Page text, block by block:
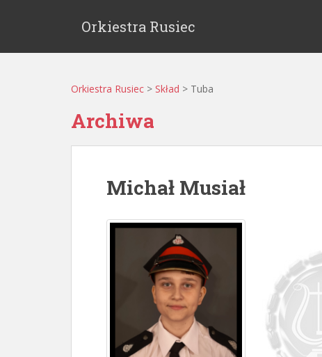
Orkiestra Rusiec
Orkiestra Rusiec > Skład > Tuba
Archiwa
Michał Musiał